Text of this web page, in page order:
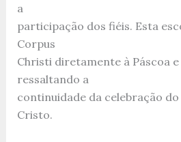
a
participação dos fiéis. Esta
Corpus
Christi diretamente à Páscoa
ressaltando a
continuidade da celebração
Cristo.